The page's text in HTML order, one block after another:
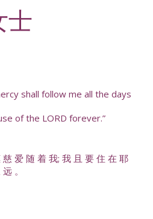
shall follow me all the days
of the LORD forever.”
爱 随 着 我; 我 且 要 住 在 耶
。